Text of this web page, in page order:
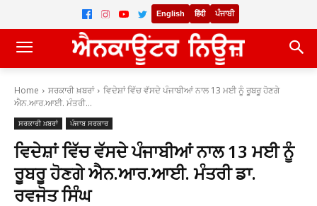
English हिंदी ਪੰਜਾਬੀ
Home ਸਰਕਾਰੀ ਖ਼ਬਰਾਂ
ਵਿਦੇਸ਼ਾਂ ਵਿੱਚ ਵੱਸਦੇ ਪੰਜਾਬੀਆਂ ਨਾਲ 13 ਮਈ ਨੂੰ ਰੂਬਰੂ ਹੋਣਗੇ
ਐਨ.ਆਰ.ਆਈ. ਮੰਤਰੀ...
ਸਰਕਾਰੀ ਖ਼ਬਰਾਂ ਪੰਜਾਬ ਸਰਕਾਰ
ਵਿਦੇਸ਼ਾਂ ਵਿੱਚ ਵੱਸਦੇ ਪੰਜਾਬੀਆਂ ਨਾਲ 13 ਮਈ ਨੂੰ
ਰੂਬਰੂ ਹੋਣਗੇ ਐਨ.ਆਰ.ਆਈ. ਮੰਤਰੀ ਡਾ.
ਰਵਜੋਤ ਸਿੰਘ